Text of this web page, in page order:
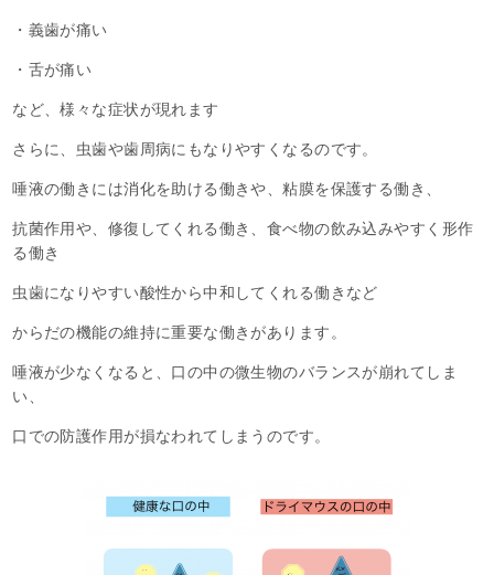
・義歯が痛い
・舌が痛い
など、様々な症状が現れます
さらに、虫歯や歯周病にもなりやすくなるのです。
唾液の働きには消化を助ける働きや、粘膜を保護する働き、
抗菌作用や、修復してくれる働き、食べ物の飲み込みやすく形作
る働き
虫歯になりやすい酸性から中和してくれる働きなど
からだの機能の維持に重要な働きがあります。
唾液が少なくなると、口の中の微生物のバランスが崩れてしま
い、
口での防護作用が損なわれてしまうのです。